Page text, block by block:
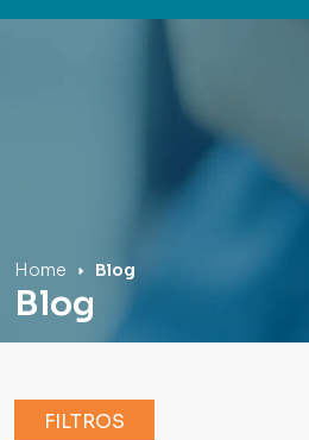
Home Blog
Blog
FILTROS